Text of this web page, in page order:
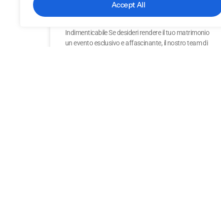
Accept All
Indimenticabile Se desideri rendere il tuo matrimonio
un evento esclusivo e affascinante, il nostro team di